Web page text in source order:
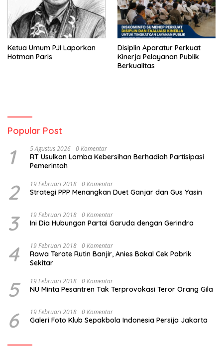
Ketua Umum PJI Laporkan
Hotman Paris
Disiplin Aparatur Perkuat
Kinerja Pelayanan Publik
Berkualitas
Popular Post
1 5 Agustus 2026 0 Komentar
RT Usulkan Lomba Kebersihan Berhadiah Partisipasi
Pemerintah
2 19 Februari 2018 0 Komentar
Strategi PPP Menangkan Duet Ganjar dan Gus Yasin
3 19 Februari 2018 0 Komentar
Ini Dia Hubungan Partai Garuda dengan Gerindra
4 19 Februari 2018 0 Komentar
Rawa Terate Rutin Banjir, Anies Bakal Cek Pabrik
Sekitar
5 19 Februari 2018 0 Komentar
NU Minta Pesantren Tak Terprovokasi Teror Orang Gila
6 19 Februari 2018 0 Komentar
Galeri Foto Klub Sepakbola Indonesia Persija Jakarta